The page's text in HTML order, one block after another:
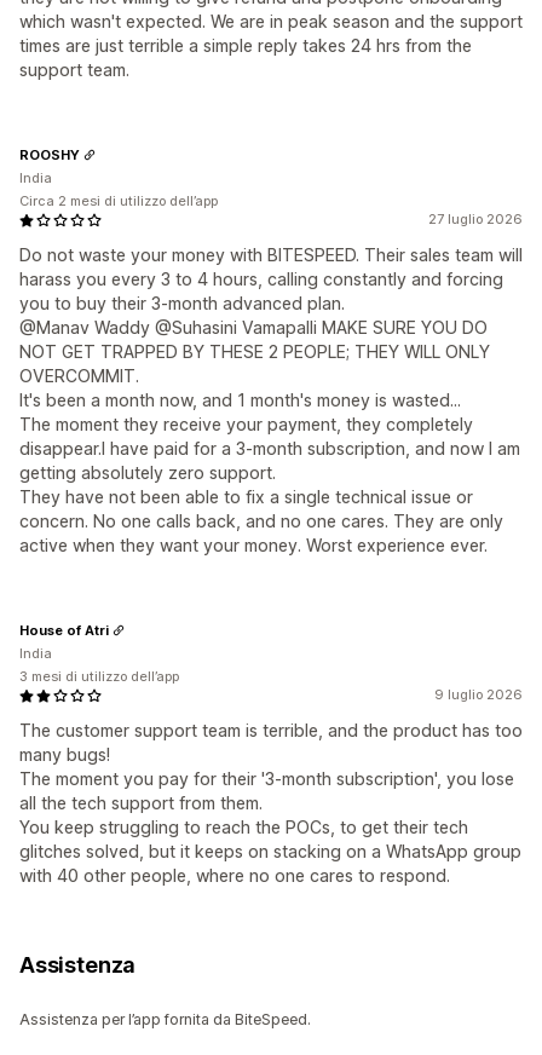
which wasn't expected. We are in peak season and the support
times are just terrible a simple reply takes 24 hrs from the
support team.
27 luglio 2026
Do not waste your money with BITESPEED. Their sales team will
harass you every 3 to 4 hours, calling constantly and forcing
you to buy their 3-month advanced plan.
@Manav Waddy @Suhasini Vamapalli MAKE SURE YOU DO
NOT GET TRAPPED BY THESE 2 PEOPLE; THEY WILL ONLY
OVERCOMMIT.
It's been a month now, and 1 month's money is wasted...
The moment they receive your payment, they completely
disappear.I have paid for a 3-month subscription, and now I am
getting absolutely zero support.
They have not been able to fix a single technical issue or
concern. No one calls back, and no one cares. They are only
active when they want your money. Worst experience ever.
ROOSHY
India
Circa 2 mesi di utilizzo dell’app
9 luglio 2026
The customer support team is terrible, and the product has too
many bugs!
The moment you pay for their '3-month subscription', you lose
all the tech support from them.
You keep struggling to reach the POCs, to get their tech
glitches solved, but it keeps on stacking on a WhatsApp group
with 40 other people, where no one cares to respond.
House of Atri
India
3 mesi di utilizzo dell’app
Assistenza
Assistenza per l’app fornita da BiteSpeed.